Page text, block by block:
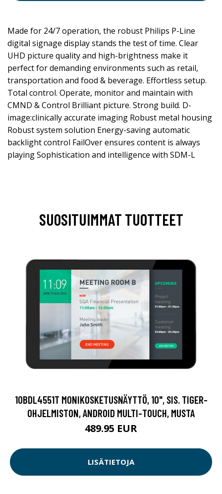
Made for 24/7 operation, the robust Philips P-Line
digital signage display stands the test of time. Clear
UHD picture quality and high-brightness make it
perfect for demanding environments such as retail,
transportation and food & beverage. Effortless setup.
Total control. Operate, monitor and maintain with
CMND & Control Brilliant picture. Strong build. D-
image:clinically accurate imaging Robust metal housing
Robust system solution Energy-saving automatic
backlight control FailOver ensures content is always
playing Sophistication and intelligence with SDM-L
SUOSITUIMMAT TUOTTEET
10BDL4551T MONIKOSKETUSNÄYTTÖ, 10", SIS. TIGER-
OHJELMISTON, ANDROID MULTI-TOUCH, MUSTA
489.95 EUR
LISÄTIETOJA